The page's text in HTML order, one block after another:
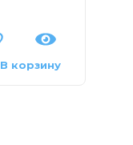
В корзину